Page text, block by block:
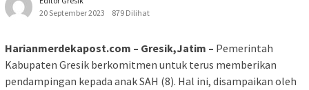
20 September 2023
879 Dilihat
Harianmerdekapost.com – Gresik,Jatim – Pemerintah
Kabupaten Gresik berkomitmen untuk terus memberikan
pendampingan kepada anak SAH (8). Hal ini, disampaikan oleh